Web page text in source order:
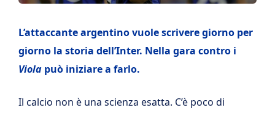
L’attaccante argentino vuole scrivere giorno per
giorno la storia dell’Inter. Nella gara contro i
Viola può iniziare a farlo.
Il calcio non è una scienza esatta. C’è poco di